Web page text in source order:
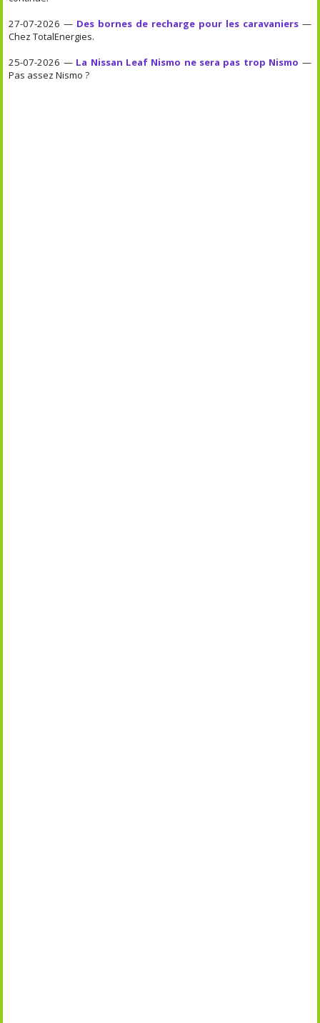
27-07-2026 — Des bornes de recharge pour les caravaniers—
Chez TotalEnergies.
25-07-2026 — La Nissan Leaf Nismo ne sera pas trop Nismo —
Pas assez Nismo ?